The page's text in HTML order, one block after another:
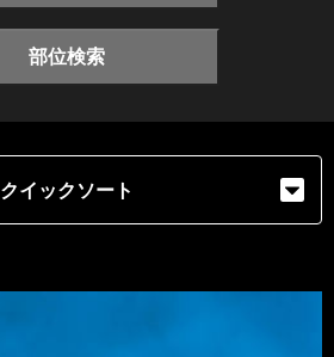
部位検索
クイックソート